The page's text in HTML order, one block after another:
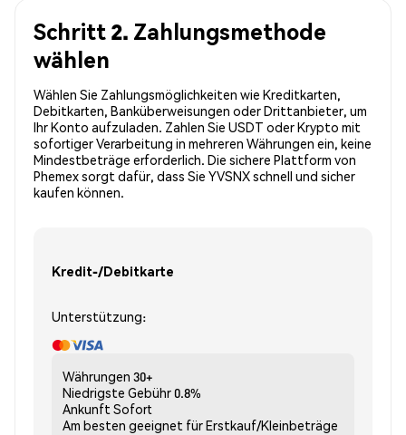
Schritt 2. Zahlungsmethode
wählen
Wählen Sie Zahlungsmöglichkeiten wie Kreditkarten,
Debitkarten, Banküberweisungen oder Drittanbieter, um
Ihr Konto aufzuladen. Zahlen Sie USDT oder Krypto mit
sofortiger Verarbeitung in mehreren Währungen ein, keine
Mindestbeträge erforderlich. Die sichere Plattform von
Phemex sorgt dafür, dass Sie YVSNX schnell und sicher
kaufen können.
Kredit-/Debitkarte
Unterstützung:
Währungen 30+
Niedrigste Gebühr0.8%
Ankunft Sofort
Am besten geeignet fürErstkauf/Kleinbeträge